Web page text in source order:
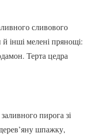
сливового
інші мелені прянощі:
Терта цедра
пирога зі
шпажку,